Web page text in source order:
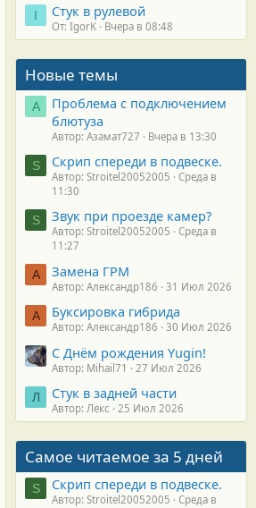
I Стук в рулевой
От: IgorK Вчера в 08:48
Новые темы
А
Проблема с подключением
блютуза
Автор: Азамат727 Вчера в 13:30
S Скрип спереди в подвеске.
Автор: Stroitel20052005
Среда в
11:30
S Звук при проезде камер?
Автор: Stroitel20052005
Среда в
11:27
А Замена ГРМ
Автор: Александр186 31 Июл 2026
А Буксировка гибрида
Автор: Александр186 30 Июл 2026
С Днём рождения Yugin!
Автор: Mihail71 27 Июл 2026
Л Стук в задней части
Автор: Лекс 25 Июл 2026
Самое читаемое за 5 дней
S Скрип спереди в подвеске.
Автор: Stroitel20052005
Среда в